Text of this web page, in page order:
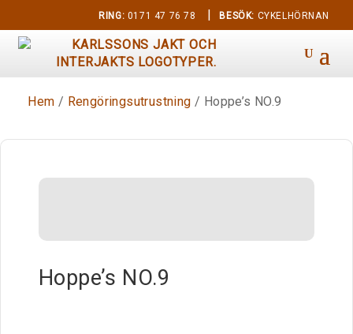
RING: 0171 47 76 78 | BESÖK: CYKELHÖRNAN
Hem / Rengöringsutrustning / Hoppe’s NO.9
Hoppe’s NO.9